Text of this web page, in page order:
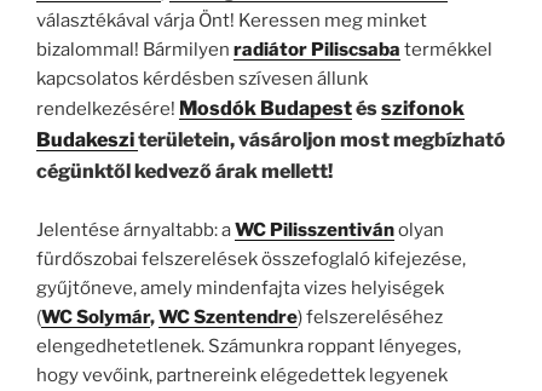
választékával várja Önt! Keressen meg minket
bizalommal! Bármilyen radiátor Piliscsaba termékkel
kapcsolatos kérdésben szívesen állunk
rendelkezésére! Mosdók Budapestésszifonok
Budakesziterületein, vásároljon most megbízható
cégünktől kedvező árak mellett!
Jelentése árnyaltabb: aWC Pilisszentivánolyan
fürdőszobai felszerelések összefoglaló kifejezése,
gyűjtőneve, amely mindenfajta vizes helyiségek
(WCSolymár,WC Szentendre) felszereléséhez
elengedhetetlenek. Számunkra roppant lényeges,
hogy vevőink, partnereink elégedettek legyenek